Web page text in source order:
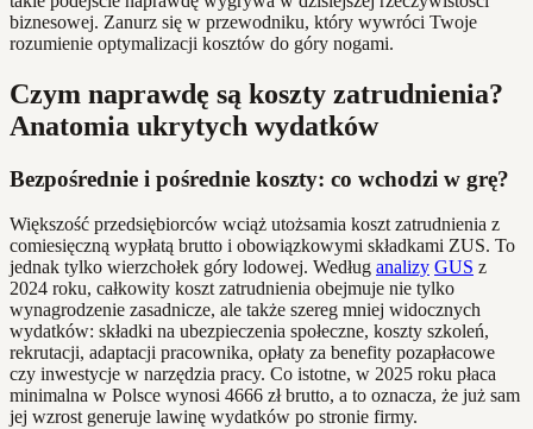
biznesowej. Zanurz się w przewodniku, który wywróci Twoje
rozumienie optymalizacji kosztów do góry nogami.
Czym naprawdę są koszty zatrudnienia?
Anatomia ukrytych wydatków
Bezpośrednie i pośrednie koszty: co wchodzi w grę?
Większość przedsiębiorców wciąż utożsamia koszt zatrudnienia z
comiesięczną wypłatą brutto i obowiązkowymi składkami ZUS. To
jednak tylko wierzchołek góry lodowej. Według analizy GUS z
2024 roku, całkowity koszt zatrudnienia obejmuje nie tylko
wynagrodzenie zasadnicze, ale także szereg mniej widocznych
wydatków: składki na ubezpieczenia społeczne, koszty szkoleń,
rekrutacji, adaptacji pracownika, opłaty za benefity pozapłacowe
czy inwestycje w narzędzia pracy. Co istotne, w 2025 roku płaca
minimalna w Polsce wynosi 4666 zł brutto, a to oznacza, że już sam
jej wzrost generuje lawinę wydatków po stronie firmy.